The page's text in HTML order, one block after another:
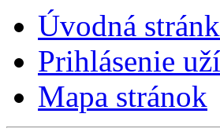
Úvodná
Prihlásenie
Mapa stránok